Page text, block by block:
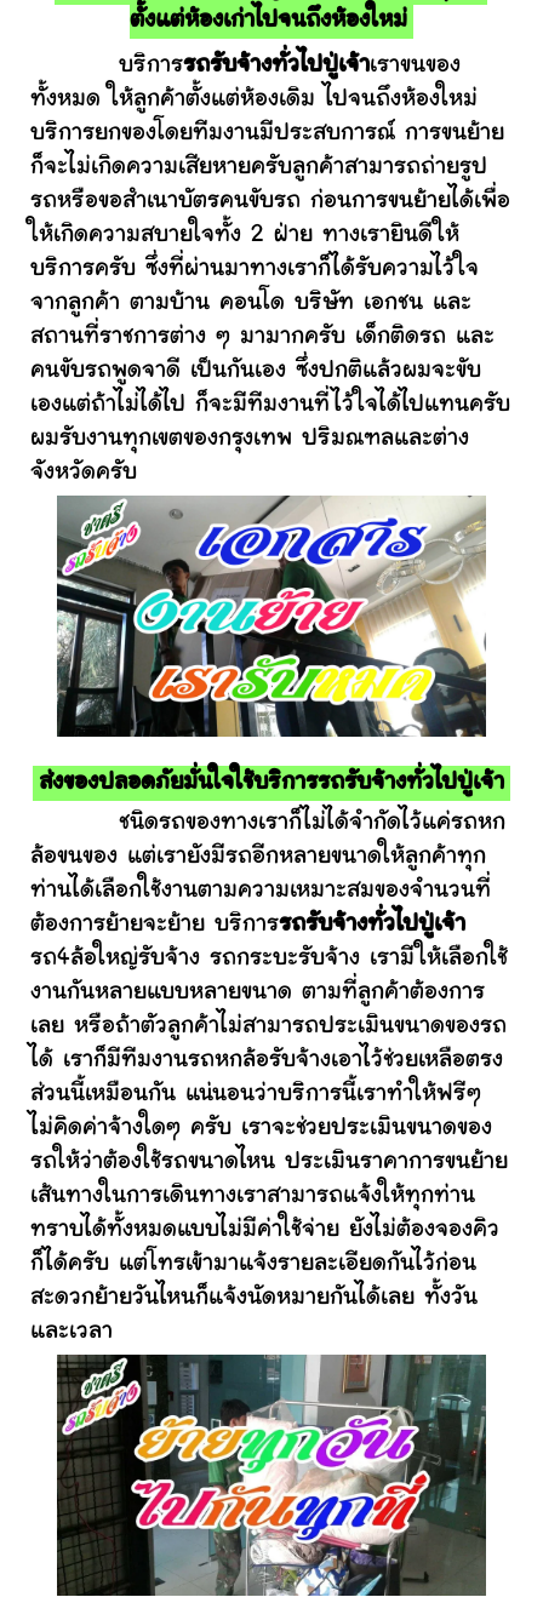
ตั้งแต่ห้องเก่าไปจนถึงห้องใหม่
บริการรถรับจ้างทั่วไปปู่เจ้าเราขนของ
ทั้งหมด ให้ลูกค้าตั้งแต่ห้องเดิม ไปจนถึงห้องใหม่
บริการยกของโดยทีมงานมีประสบการณ์ การขนย้าย
ก็จะไม่เกิดความเสียหายครับลูกค้าสามารถถ่ายรูป
รถหรือขอสำเนาบัตรคนขับรถ ก่อนการขนย้ายได้เพื่อ
ให้เกิดความสบายใจทั้ง 2 ฝ่าย ทางเรายินดีให้
บริการครับ ซึ่งที่ผ่านมาทางเราก็ได้รับความไว้ใจ
จากลูกค้า ตามบ้าน คอนโด บริษัท เอกชน และ
สถานที่ราชการต่าง ๆ มามากครับ เด็กติดรถ และ
คนขับรถพูดจาดี เป็นกันเอง ซึ่งปกติแล้วผมจะขับ
เองแต่ถ้าไม่ได้ไป ก็จะมีทีมงานที่ไว้ใจได้ไปแทนครับ
ผมรับงานทุกเขตของกรุงเทพ ปริมณฑลและต่าง
จังหวัดครับ
ส่งของปลอดภัยมั่นใจใช้บริการรถรับจ้างทั่วไปปู่เจ้า
ชนิดรถของทางเราก็ไม่ได้จำกัดไว้แค่รถหก
ล้อขนของ แต่เรายังมีรถอีกหลายขนาดให้ลูกค้าทุก
ท่านได้เลือกใช้งานตามความเหมาะสมของจำนวนที่
ต้องการย้ายจะย้าย บริการรถรับจ้างทั่วไปปู่เจ้า
รถ4ล้อใหญ่รับจ้าง รถกระบะรับจ้าง เรามีให้เลือกใช้
งานกันหลายแบบหลายขนาด ตามที่ลูกค้าต้องการ
เลย หรือถ้าตัวลูกค้าไม่สามารถประเมินขนาดของรถ
ได้ เราก็มีทีมงานรถหกล้อรับจ้างเอาไว้ช่วยเหลือตรง
ส่วนนี้เหมือนกัน แน่นอนว่าบริการนี้เราทำให้ฟรีๆ
ไม่คิดค่าจ้างใดๆ ครับ เราจะช่วยประเมินขนาดของ
รถให้ว่าต้องใช้รถขนาดไหน ประเมินราคาการขนย้าย
เส้นทางในการเดินทางเราสามารถแจ้งให้ทุกท่าน
ทราบได้ทั้งหมดแบบไม่มีค่าใช้จ่าย ยังไม่ต้องจองคิว
ก็ได้ครับ แต่โทรเข้ามาแจ้งรายละเอียดกันไว้ก่อน
สะดวกย้ายวันไหนก็แจ้งนัดหมายกันได้เลย ทั้งวัน
และเวลา